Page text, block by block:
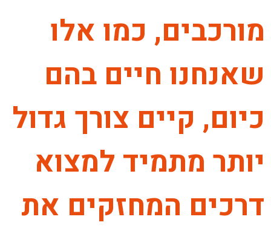
מורכבים, כמו אלו
שאנחנו חיים בהם
כיום, קיים צורך גדול
יותר מתמיד למצוא
דרכים המחזקים את